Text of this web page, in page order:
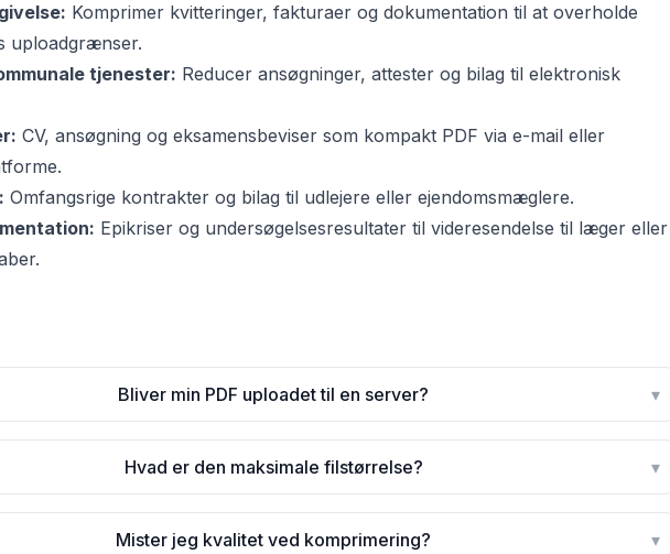
Komprimer kvitteringer, fakturaer og dokumentation til at overholde
uploadgrænser.
tjenester: Reducer ansøgninger, attester og bilag til elektronisk
CV, ansøgning og eksamensbeviser som kompakt PDF via e-mail eller
Omfangsrige kontrakter og bilag til udlejere eller ejendomsmæglere.
Epikriser og undersøgelsesresultater til videresendelse til læger eller
Bliver min PDF uploadet til en server? ▾
Hvad er den maksimale filstørrelse? ▾
Mister jeg kvalitet ved komprimering? ▾